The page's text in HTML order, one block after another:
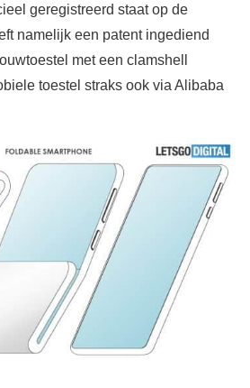
geregistreerd staat op de
namelijk een patent ingediend
met een clamshell
toestel straks ook via Alibaba